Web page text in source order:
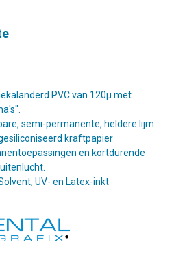
PVC van 120µ met
semi-permanente, heldere lijm
kraftpapier
en kortdurende
UV- en Latex-inkt